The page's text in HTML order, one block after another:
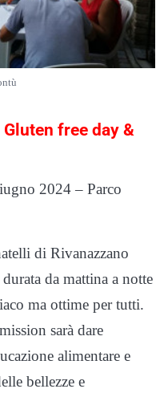
Gluten free day &
2024 – Parco
di Rivanazzano
da mattina a notte
ma ottime per tutti.
sarà dare
alimentare e
bellezze e